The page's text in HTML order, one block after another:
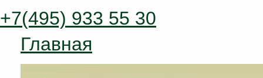
+7(495) 933 55 30
Главная